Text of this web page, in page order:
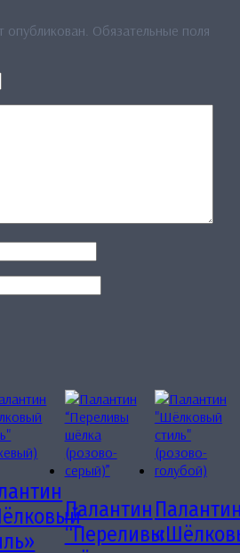
опубликован. Обязательные поля
Палантин
“Переливы